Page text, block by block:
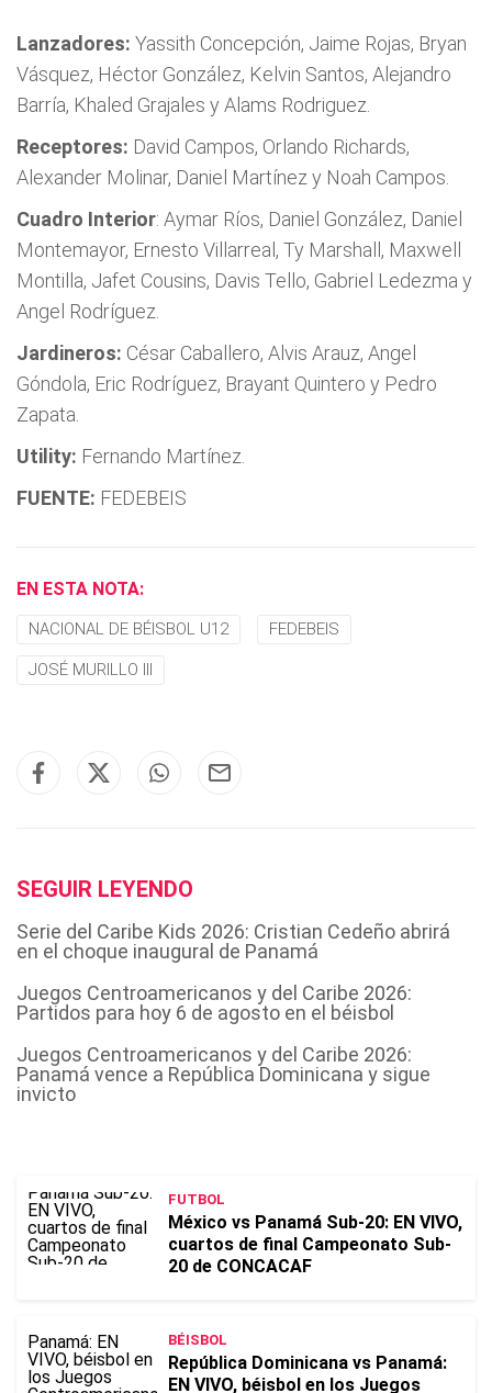
Lanzadores: Yassith Concepción, Jaime Rojas, Bryan
Vásquez, Héctor González, Kelvin Santos, Alejandro
Barría, Khaled Grajales y Alams Rodriguez.
Receptores: David Campos, Orlando Richards,
Alexander Molinar, Daniel Martínez y Noah Campos.
Cuadro Interior: Aymar Ríos, Daniel González, Daniel
Montemayor, Ernesto Villarreal, Ty Marshall, Maxwell
Montilla, Jafet Cousins, Davis Tello, Gabriel Ledezma y
Angel Rodríguez.
Jardineros: César Caballero, Alvis Arauz, Angel
Góndola, Eric Rodríguez, Brayant Quintero y Pedro
Zapata.
Utility: Fernando Martínez.
FUENTE: FEDEBEIS
EN ESTA NOTA:
NACIONAL DE BÉISBOL U12 FEDEBEIS
JOSÉ MURILLO III
SEGUIR LEYENDO
Serie del Caribe Kids 2026: Cristian Cedeño abrirá
en el choque inaugural de Panamá
Juegos Centroamericanos y del Caribe 2026:
Partidos para hoy 6 de agosto en el béisbol
Juegos Centroamericanos y del Caribe 2026:
Panamá vence a República Dominicana y sigue
invicto
FUTBOL
México vs Panamá Sub-20: EN VIVO,
cuartos de final Campeonato Sub-
20 de CONCACAF
BÉISBOL
República Dominicana vs Panamá:
EN VIVO, béisbol en los Juegos